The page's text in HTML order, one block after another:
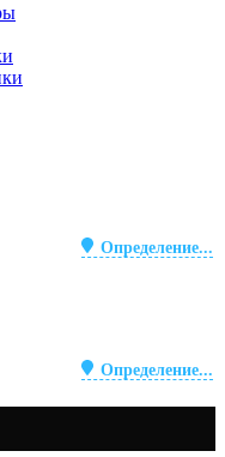
Определение...
Определение...